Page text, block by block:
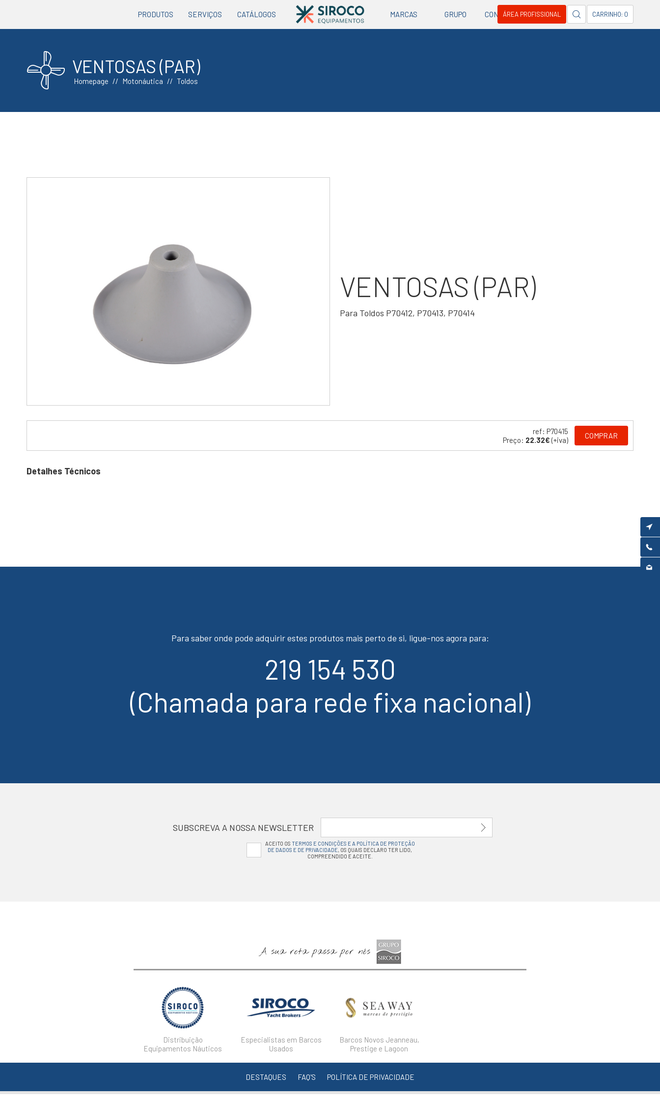
ÁREA PROFISSIONAL CARRINHO: 0
PRODUTOS SERVIÇOS CATÁLOGOS MARCAS GRUPO CONTACTOS
VENTOSAS (PAR)
Homepage Motonáutica Toldos
VENTOSAS (PAR)
Para Toldos P70412, P70413, P70414
ref: P70415
Preço: 22.32€ (+iva) COMPRAR
Detalhes Técnicos
Para saber onde pode adquirir estes produtos mais perto de si, ligue-nos agora para:
219 154 530
(Chamada para rede fixa nacional)
SUBSCREVA A NOSSA NEWSLETTER
ACEITO OS TERMOS E CONDIÇÕES E A POLÍTICA DE PROTEÇÃO
DE DADOS E DE PRIVACIDADE, OS QUAIS DECLARO TER LIDO,
COMPREENDIDO E ACEITE.
A sua rota passa por nós
Distribuição
Equipamentos Náuticos
Especialistas em Barcos
Usados
Barcos Novos Jeanneau,
Prestige e Lagoon
DESTAQUES FAQ'S POLÍTICA DE PRIVACIDADE